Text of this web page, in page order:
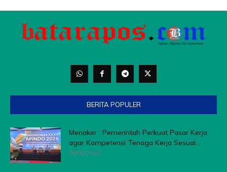
BERITA POPULER
Menaker : Pemerintah Perkuat Pasar Kerja
agar Kompetensi Tenaga Kerja Sesuai...
06/08/2026